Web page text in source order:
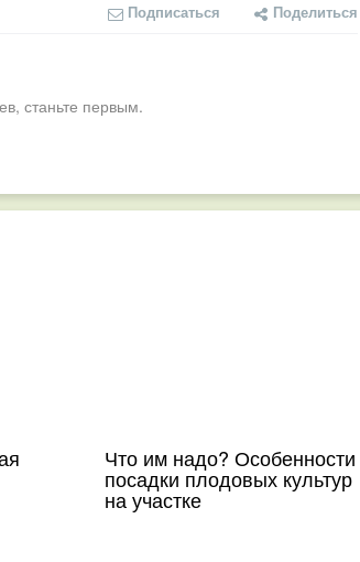
Подписаться Поделиться
станьте первым.
Что им надо? Особенности
посадки плодовых культур
на участке